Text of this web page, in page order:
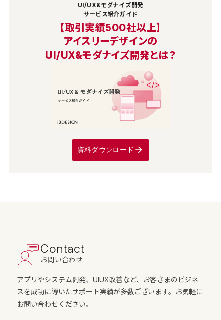
UI/UX&モダナイズ開発
サービス紹介ガイド
【取引実績500社以上】
アイスリーデザインの
UI/UX&モダナイズ開発とは？
資料ダウンロード
Contact
お問い合わせ
アプリやシステム開発、UIUX改善など、お客さまのビジネ
スを成功に導いたサポート実績が多数ございます。お気軽に
お問い合わせください。